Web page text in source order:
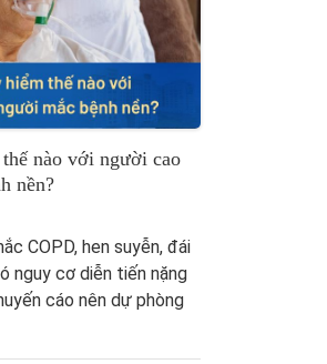
nào với người cao
nền?
COPD, hen suyễn, đái
nguy cơ diễn tiến nặng
cáo nên dự phòng